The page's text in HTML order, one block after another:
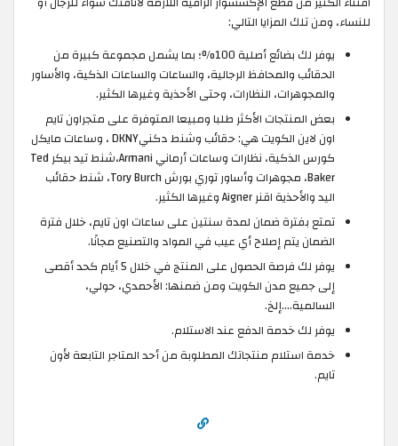
للنساء، ومن تلك المزايا التالي:
يوفر لك بضائع أصلية 100%؛ بما يشمل مجموعة كبيرة من
الحقائب والمحافظ الرجالية، والساعات والساعات الذكية، والأساور
والمجوهرات، النظارات، وحتى الأحذية وغيرها الكثير.
بعض المنتجات الأكثر طلبا ومبيعا المتوفرة على متجراون تايم
اون لاين الكويت هي: حقائب وشنط دكنيDKNY ، وساعات مايكل
كورس الذكية، نظارات وساعات أرماني Armani،شنط تيد بيكر Ted
Baker، مجوهرات وأساور توري بورش Tory Burch، شنط حقائب
اليد والأحذية اقنر Aigner وغيرها الكثير.
تمتع بفترة ضمان لمدة سنتين على ساعات اون تايم، خلال فترة
الضمان يتم إصلاح أي عيب في المواد والتصنيع مجانًا.
يوفر لك فرصة الحصول على المنتج في خلال 5 أيام كحد أقصى
إلى جميع مدن الكويت ومن ضمنها: الأحمدي، حولي،
السالمية....إلخ.
يوفر لك خدمة الدفع عند الاستلام.
خدمة استلام منتجاتك المطلوبة من أحد المتاجر التابعة لأون
تايم.